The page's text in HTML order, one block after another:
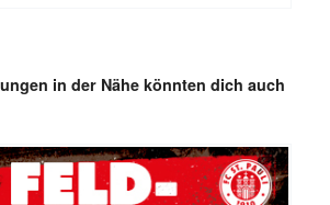
in der Nähe könnten dich auch